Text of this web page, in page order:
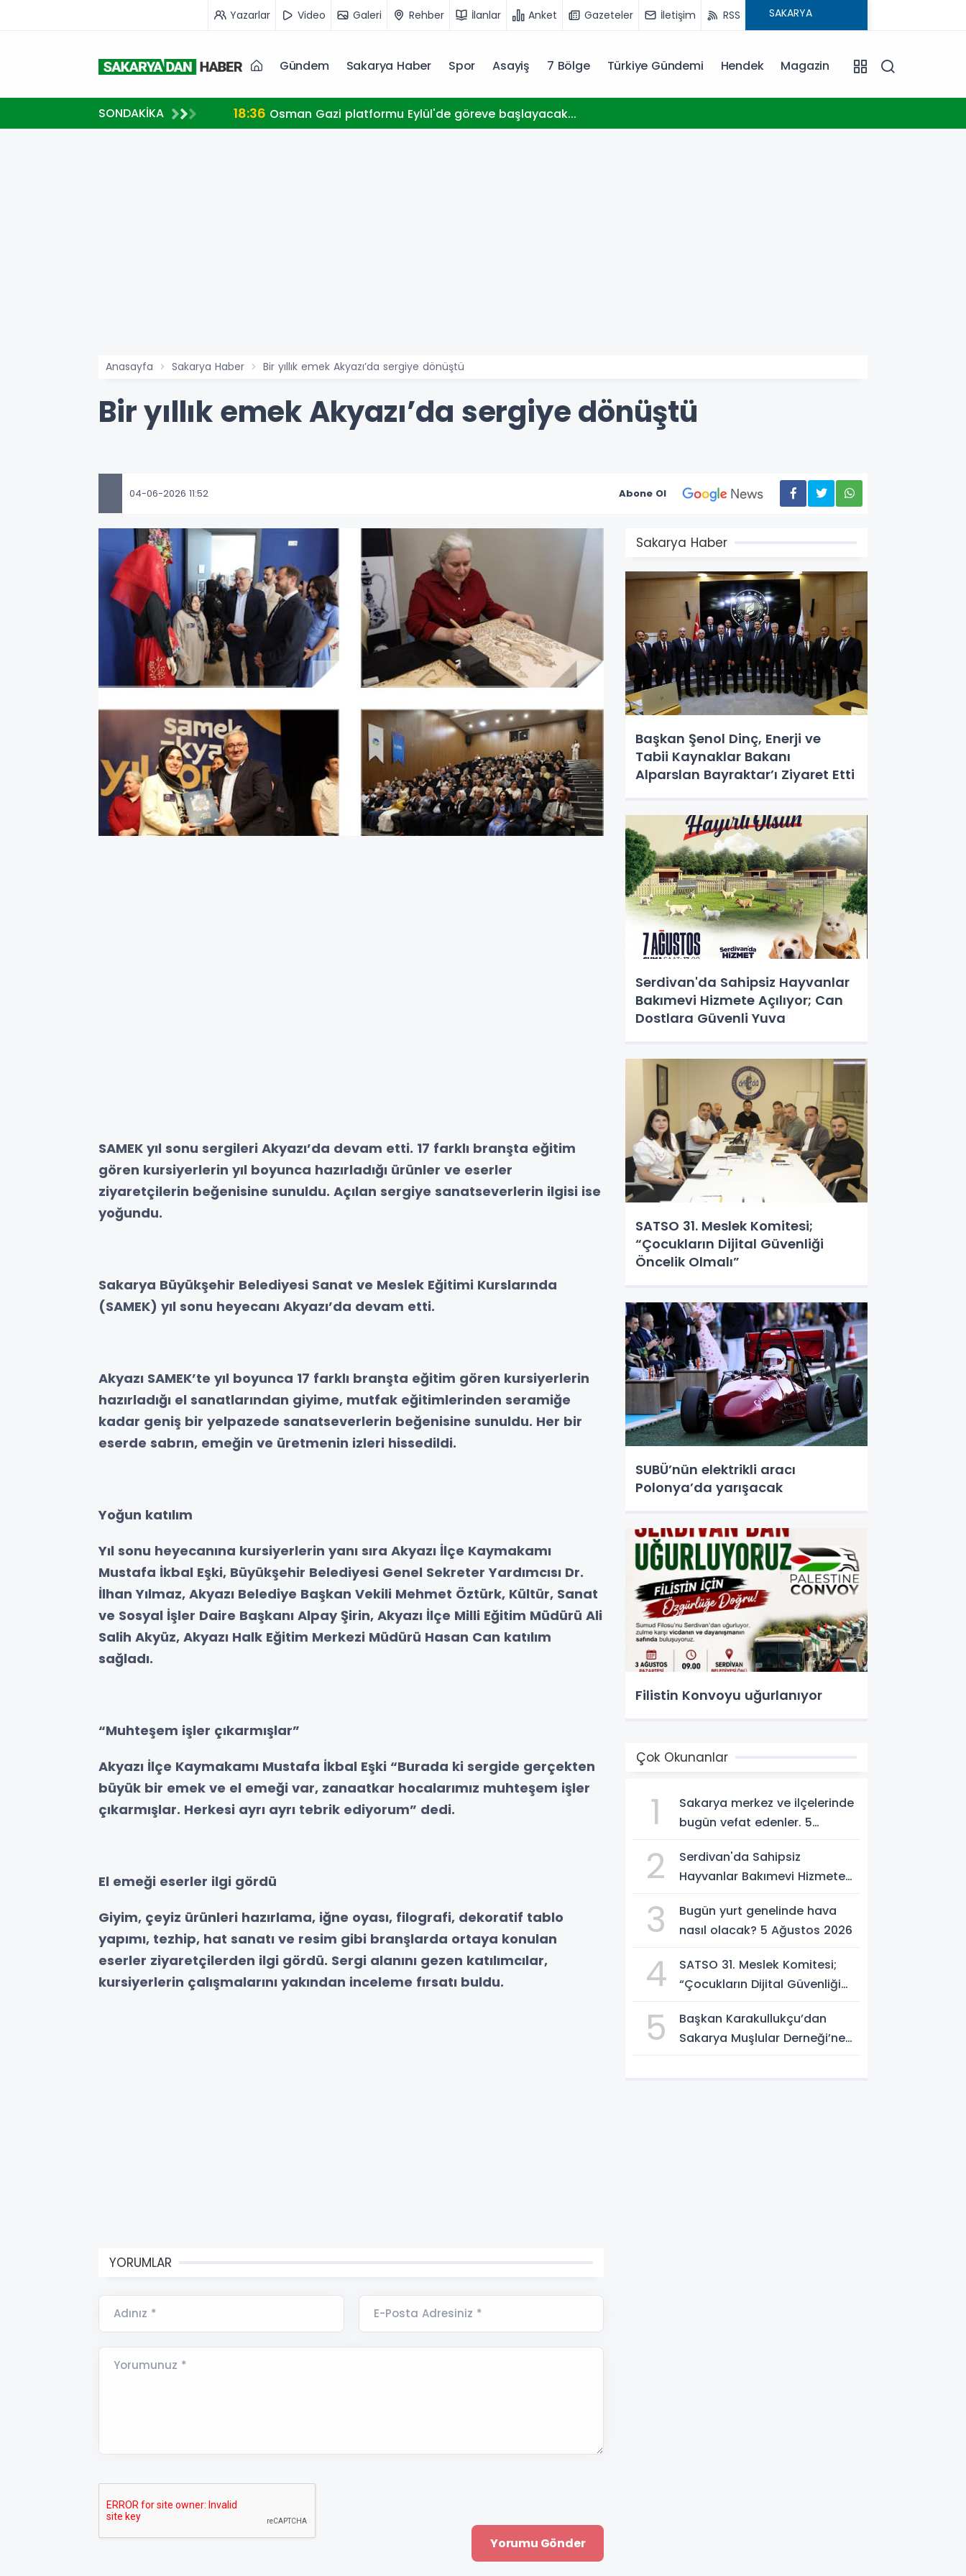
Yazarlar Video Galeri Rehber İlanlar Anket Gazeteler İletişim RSS
Gündem Sakarya Haber Spor Asayiş 7 Bölge Türkiye Gündemi Hendek Magazin
SONDAKİKA 18:36 Osman Gazi platformu Eylül'de göreve başlayacak...
Anasayfa Sakarya Haber Bir yıllık emek Akyazı’da sergiye dönüştü
Bir yıllık emek Akyazı’da sergiye dönüştü
04-06-2026 11:52 Abone Ol
SAMEK yıl sonu sergileri Akyazı’da devam etti. 17 farklı branşta eğitim
gören kursiyerlerin yıl boyunca hazırladığı ürünler ve eserler
ziyaretçilerin beğenisine sunuldu. Açılan sergiye sanatseverlerin ilgisi ise
yoğundu.
Sakarya Büyükşehir Belediyesi Sanat ve Meslek Eğitimi Kurslarında
(SAMEK) yıl sonu heyecanı Akyazı’da devam etti.
Akyazı SAMEK’te yıl boyunca 17 farklı branşta eğitim gören kursiyerlerin
hazırladığı el sanatlarından giyime, mutfak eğitimlerinden seramiğe
kadar geniş bir yelpazede sanatseverlerin beğenisine sunuldu. Her bir
eserde sabrın, emeğin ve üretmenin izleri hissedildi.
Yoğun katılım
Yıl sonu heyecanına kursiyerlerin yanı sıra Akyazı İlçe Kaymakamı
Mustafa İkbal Eşki, Büyükşehir Belediyesi Genel Sekreter Yardımcısı Dr.
İlhan Yılmaz, Akyazı Belediye Başkan Vekili Mehmet Öztürk, Kültür, Sanat
ve Sosyal İşler Daire Başkanı Alpay Şirin, Akyazı İlçe Milli Eğitim Müdürü Ali
Salih Akyüz, Akyazı Halk Eğitim Merkezi Müdürü Hasan Can katılım
sağladı.
“Muhteşem işler çıkarmışlar”
Akyazı İlçe Kaymakamı Mustafa İkbal Eşki “Burada ki sergide gerçekten
büyük bir emek ve el emeği var, zanaatkar hocalarımız muhteşem işler
çıkarmışlar. Herkesi ayrı ayrı tebrik ediyorum” dedi.
El emeği eserler ilgi gördü
Giyim, çeyiz ürünleri hazırlama, iğne oyası, filografi, dekoratif tablo
yapımı, tezhip, hat sanatı ve resim gibi branşlarda ortaya konulan
eserler ziyaretçilerden ilgi gördü. Sergi alanını gezen katılımcılar,
kursiyerlerin çalışmalarını yakından inceleme fırsatı buldu.
YORUMLAR
Adınız * E-Posta Adresiniz *
Yorumunuz *
Sakarya Haber
Başkan Şenol Dinç, Enerji ve
Tabii Kaynaklar Bakanı
Alparslan Bayraktar’ı Ziyaret Etti
Serdivan'da Sahipsiz Hayvanlar
Bakımevi Hizmete Açılıyor; Can
Dostlara Güvenli Yuva
SATSO 31. Meslek Komitesi;
“Çocukların Dijital Güvenliği
Öncelik Olmalı”
SUBÜ’nün elektrikli aracı
Polonya’da yarışacak
Filistin Konvoyu uğurlanıyor
Çok Okunanlar
1
Sakarya merkez ve ilçelerinde
bugün vefat edenler. 5
2
Serdivan'da Sahipsiz
Hayvanlar Bakımevi Hizmete
Yuva
3
Bugün yurt genelinde hava
nasıl olacak? 5 Ağustos 2026
4
SATSO 31. Meslek Komitesi;
“Çocukların Dijital Güvenliği
5
Başkan Karakullukçu’dan
Sakarya Muşlular Derneği’ne